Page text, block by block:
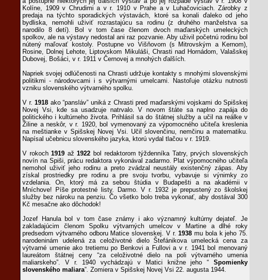
Kolíne, 1909 v Chrudimi a v r. 1910 v Prahe a v Luhačoviciach. Zárobky z
predaja na týchto sporadických výstavách, ktoré sa konali ďaleko od jeho
bydliska, nemohli uživiť rozrastajúcu sa rodinu (z druhého manželstva sa
narodilo 8 detí). Bol v tom čase členom dvoch maďarských umeleckých
spolkov, ale na výstavy nedostal ani raz pozvanie. Aby uživil početnú rodinu bol
nútený maľovať kostoly. Postupne vo Višňovom (s Mitrovským a Kernom),
Rosine, Dolnej Lehote, Liptovskom Mikuláši, Chrasti nad Hornádom, Valašskej
Dubovej, Bošáci, v r. 1911 v Černovej a mnohých ďalších.
Napriek svojej odlúčenosti na Chrasti udržuje kontakty s mnohými slovenskými
politikmi - národovcami i s výtvarnými umelcami. Nastoľuje otázku nutnosti
vzniku slovenského výtvarného spolku.
V r. 1918 ako “pansláv” uniká z Chrasti pred maďarskými vojskami do Spišskej
Novej Vsi, kde sa usadzuje natrvalo. V novom štáte sa naplno zapája do
politického i kultúrneho života. Prihlásil sa do štátnej služby a učil na reálke v
Žiline a neskôr, v r. 1920, bol vymenovaný za výpomocného učiteľa kreslenia
na meštianke v Spišskej Novej Vsi. Učil slovenčinu, nemčinu a matematiku.
Napísal učebnicu slovenského jazyka, ktorú vydal tlačou v r. 1919.
V rokoch1919 až1922 bol redaktorom týždenníka Tatry, prvých slovenských
novín na Spiši, prácu redaktora vykonával zadarmo. Plat výpomocného učiteľa
nemohol uživiť jeho rodinu a preto zvádzal neustály existenčný zápas. Aby
získal prostriedky pre rodinu a pre svoju tvorbu, vybavuje si výnimky zo
vzdelania. On, ktorý má za sebou štúdia v Budapešti a na akadémii v
Mníchove! Píše protestné listy. Darmo. V r. 1932 je prepustený zo školskej
služby bez nároku na penziu. Čo všetko bolo treba vykonať, aby dostával 300
Kč mesačne ako dôchodok!
Jozef Hanula bol v tom čase známy i ako významný kultúrny dejateľ. Je
zakladajúcim členom Spolku výtvarných umelcov v Martine a dlhé roky
predsedom výtvarného odboru Matice slovenskej. V r.1938 mu bola k jeho 75.
narodeninám udelená za celoživotné dielo Štefánikova umelecká cena za
výtvarné umenie ako tretiemu po Benkovi a Fullovi a v r. 1941 bol menovaný
laureátom štátnej ceny “za celoživotné dielo na poli výtvarného umenia
maliarskeho”. V r. 1940 vychádzajú v Matici knižne jeho “ Spomienky
slovenského maliara”. Zomiera v Spišskej Novej Vsi 22. augusta 1944.